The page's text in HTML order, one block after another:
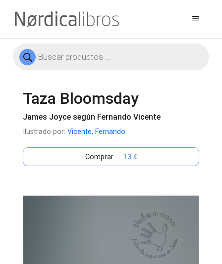
contenido
Menú
Búsqueda
de
Taza Bloomsday
James Joyce según Fernando Vicente
Ilustrado por: Vicente, Fernando
Comprar 13 €